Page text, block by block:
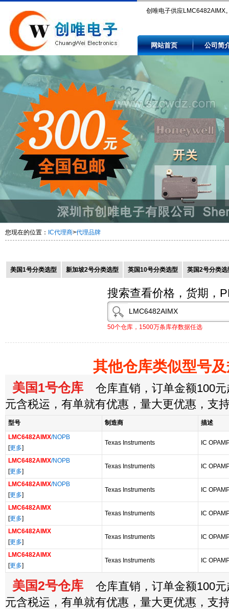
创唯电子供应LMC6482AIMX
availability by authorized and
independent electronic
distributors.
网站首页 公司简
您现在的位置： IC代理商>代理品牌
美国1号分类选型 新加坡2号分类选型 英国10号分类选型 英国2号分类选
搜索查看价格，货期，
50个仓库，1500万条库存数据任选
其他仓库类似型号
美国1号仓库 仓库直销，订单金额100元
元含税运，有单就有优惠，量大更优惠，支
型号 制造商
描述
LMC6482AIMX/NOPB
[更多]
Texas Instruments IC
LMC6482AIMX/NOPB
[更多]
Texas Instruments IC
LMC6482AIMX/NOPB
[更多]
Texas Instruments IC
LMC6482AIMX
[更多]
Texas Instruments IC
LMC6482AIMX
[更多]
Texas Instruments IC
LMC6482AIMX
[更多]
Texas Instruments IC
美国2号仓库 仓库直销，订单金额100元
元含税运，有单就有优惠，量大更优惠，支